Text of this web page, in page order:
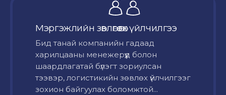
Мэргэжлийн зөвлөгөө өгөх үйлчилгээ
Бид танай компанийн гадаад
харилцааны менежерүүд болон
шаардлагатай бүлэгт зориулсан
тээвэр, логистикийн зөвлөх үйлчилгээг
зохион байгуулах боломжтой...